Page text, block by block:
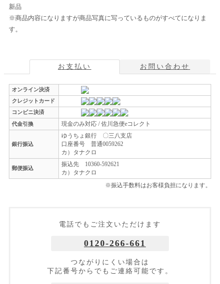
新品
※商品内容になりますが商品写真に写っているものがすべてになりま
す。
お支払い お問い合わせ
オンライン決済
クレジットカード
コンビニ決済
代金引換
現金のみ対応 / 佐川急便eコレクト
銀行振込
ゆうちょ銀行 〇三八支店
口座番号 普通0059262
カ）タナクロ
郵便振込
振込先 10360-592621
カ）タナクロ
※振込手数料はお客様負担になります。
電話でもご注文いただけます
0120-266-661
つながりにくい場合は
下記番号からでもご連絡可能です。